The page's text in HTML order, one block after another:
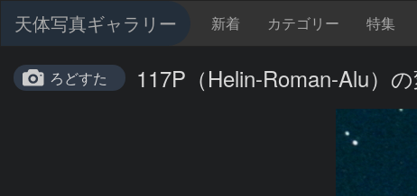
天体写真ギャラリー 新着 カテゴリー 特集
ろどすた 117P（Helin-Roman-Alu）